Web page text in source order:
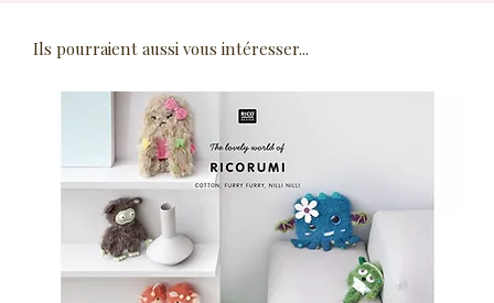
Ils pourraient aussi vous intéresser...